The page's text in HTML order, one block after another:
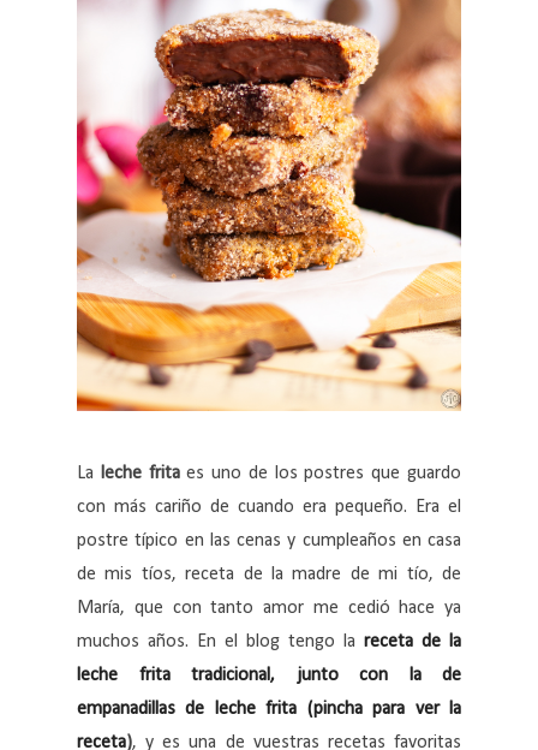
La leche fritaes uno de los postres que guardo
con más cariño de cuando era pequeño. Era el
postre típico en las cenas y cumpleaños en casa
de mis tíos, receta de la madre de mi tío, de
María, que con tanto amor me cedió hace ya
muchos años. En el blog tengo la receta de la
leche frita tradicional, junto con la de
empanadillas de leche frita (pincha para ver la
receta), y es una de vuestras recetas favoritas